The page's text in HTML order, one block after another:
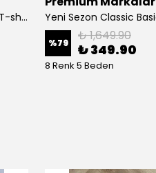
Yeni Sezon Classic Icon Logo Print T-shirt
%79 ₺ 1,649.90
₺ 349.90
8 Renk 5 Beden